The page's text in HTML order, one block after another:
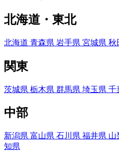
北海道・東北
北海道 青森県 岩手県 宮城県 秋
関東
茨城県 栃木県 群馬県 埼玉県 千
中部
新潟県 富山県 石川県 福井県 山
知県